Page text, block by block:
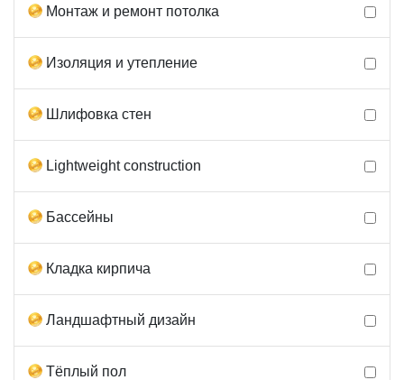
Монтаж и ремонт потолка
Изоляция и утепление
Шлифовка стен
Lightweight construction
Бассейны
Кладка кирпича
Ландшафтный дизайн
Тёплый пол